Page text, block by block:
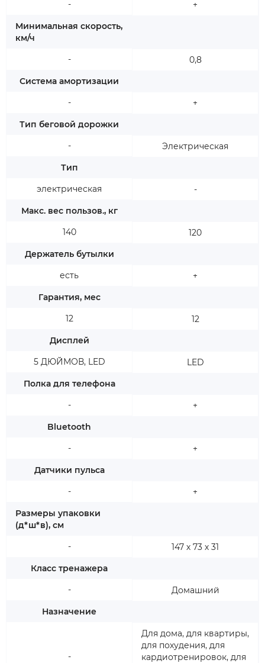
-
Минимальная скорость,
км/ч
-
Система амортизации
-
Тип беговой дорожки
-
Тип
электрическая
Макс. вес пользов., кг
140
Держатель бутылки
есть
Гарантия, мес
12
Дисплей
5 ДЮЙМОВ, LED
Полка для телефона
-
Bluetooth
-
Датчики пульса
-
Размеры упаковки
(д*ш*в), см
-
Класс тренажера
-
Назначение
-
+
0,8
+
Электрическая
-
120
+
12
LED
+
+
+
147 х 73 х 31
Домашний
Для дома, для квартиры,
для похудения, для
кардиотренировок, для